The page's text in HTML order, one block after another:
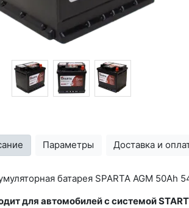
Параметры Доставка и
батарея SPARTA AGM 50Ah
для автомобилей с системой